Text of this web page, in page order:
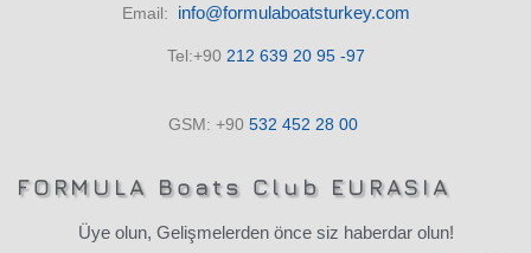
Email: info@formulaboatsturkey.com
Tel:+90 212 639 20 95 -97
GSM: +90 532 452 28 00
FORMULA Boats Club EURASIA
Üye olun, Gelişmelerden önce siz haberdar olun!